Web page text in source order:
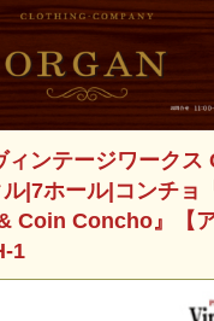
ンテージワークス
|7ホール|コンチョ
Coin Concho』【
1